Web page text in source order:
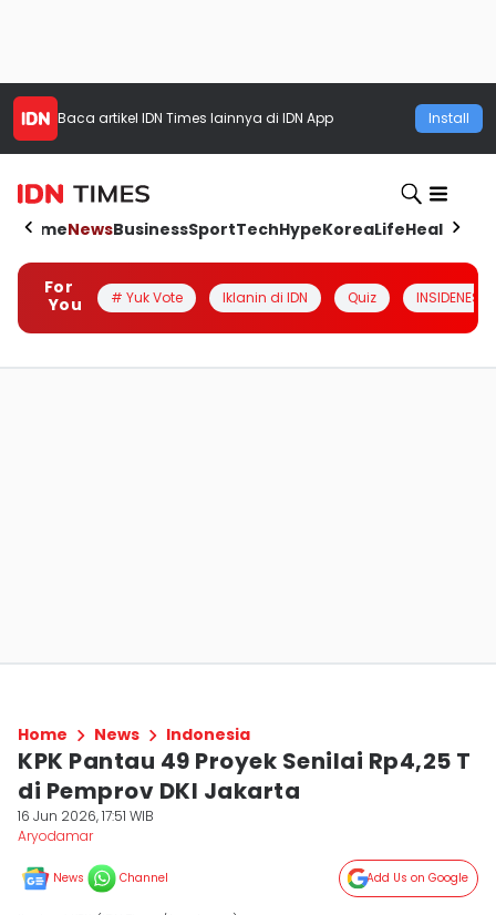
Baca artikel IDN Times lainnya di IDN App Install
HomeNewsBusinessSportTechHypeKoreaLifeHealth
For
You
# Yuk Vote Iklanin di IDN Quiz INSIDENESIA
Home News Indonesia
KPK Pantau 49 Proyek Senilai Rp4,25 T
di Pemprov DKI Jakarta
16 Jun 2026, 17:51 WIB
Aryodamar
News Channel Add Us on Google